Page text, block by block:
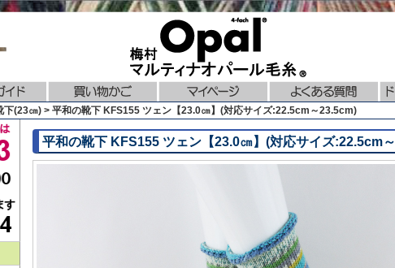
下(23㎝) > 平和の靴下 KFS155 ツェン【23.0㎝】(対応サイズ:22.5cm～23.5cm)
平和の靴下 KFS155 ツェン【23.0㎝】(対応サイズ:22.5cm